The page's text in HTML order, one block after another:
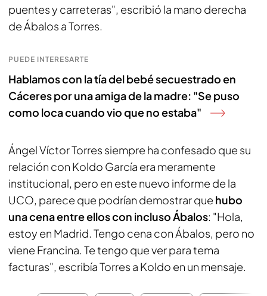
puentes y carreteras", escribió la mano derecha
de Ábalos a Torres.
PUEDE INTERESARTE
Hablamos con la tía del bebé secuestrado en
Cáceres por una amiga de la madre: "Se puso
como loca cuando vio que no estaba"
Ángel Víctor Torres siempre ha confesado que su
relación con Koldo García era meramente
institucional, pero en este nuevo informe de la
UCO, parece que podrían demostrar que hubo
una cena entre ellos con incluso Ábalos: "Hola,
estoy en Madrid. Tengo cena con Ábalos, pero no
viene Francina. Te tengo que ver para tema
facturas", escribía Torres a Koldo en un mensaje.